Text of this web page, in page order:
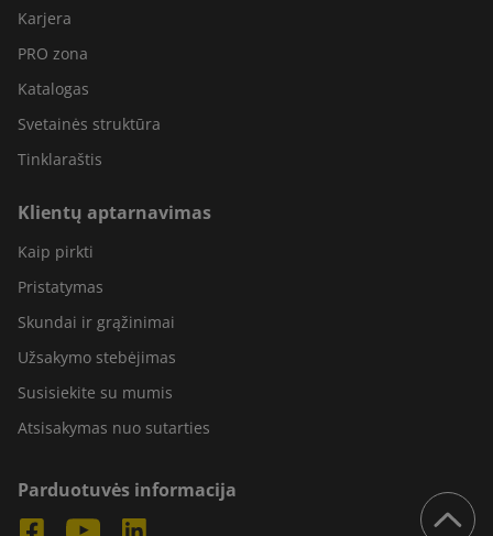
Karjera
PRO zona
Katalogas
Svetainės struktūra
Tinklaraštis
Klientų aptarnavimas
Kaip pirkti
Pristatymas
Skundai ir grąžinimai
Užsakymo stebėjimas
Susisiekite su mumis
Atsisakymas nuo sutarties
Parduotuvės informacija